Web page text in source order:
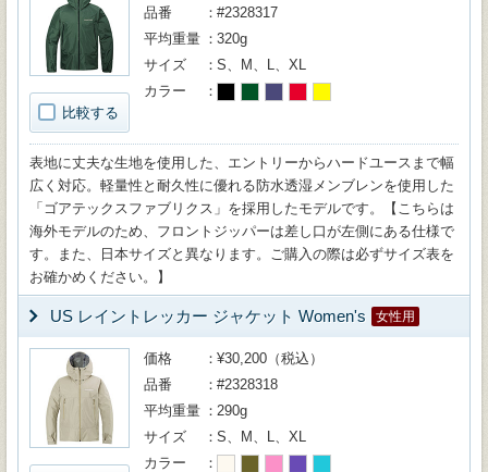
比較する
品番
#2328317
平均重量
320g
サイズ
S、M、L、XL
カラー
表地に丈夫な生地を使用した、エントリーからハードユースまで幅
広く対応。軽量性と耐久性に優れる防水透湿メンブレンを使用した
「ゴアテックスファブリクス」を採用したモデルです。【こちらは
海外モデルのため、フロントジッパーは差し口が左側にある仕様で
す。また、日本サイズと異なります。ご購入の際は必ずサイズ表を
お確かめください。】
US レイントレッカー ジャケット Women's 女性用
価格
¥30,200（税込）
品番
#2328318
平均重量
290g
サイズ
S、M、L、XL
カラー